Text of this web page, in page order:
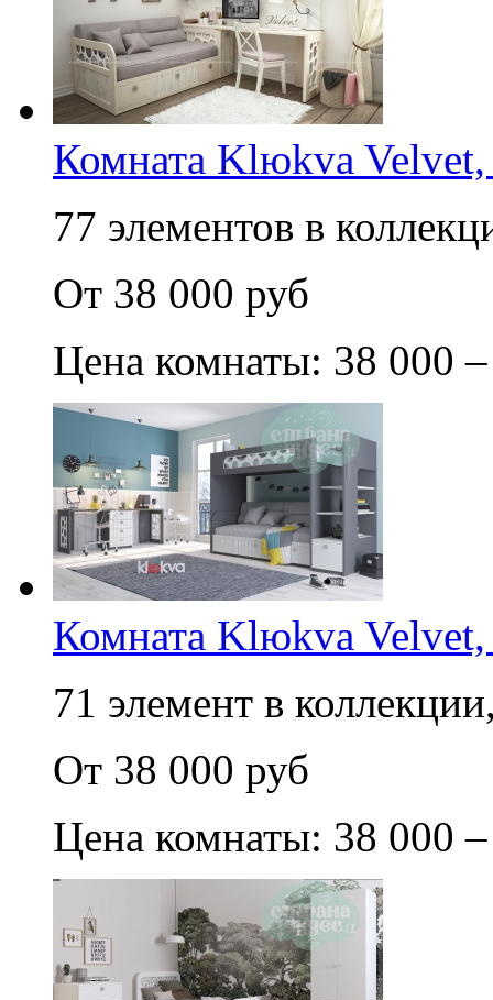
Комната Klюkva
77 элементов в
От 38 000 руб
Цена комнаты: 38 000
Комната Klюkva
71 элемент в
От 38 000 руб
Цена комнаты: 38 000